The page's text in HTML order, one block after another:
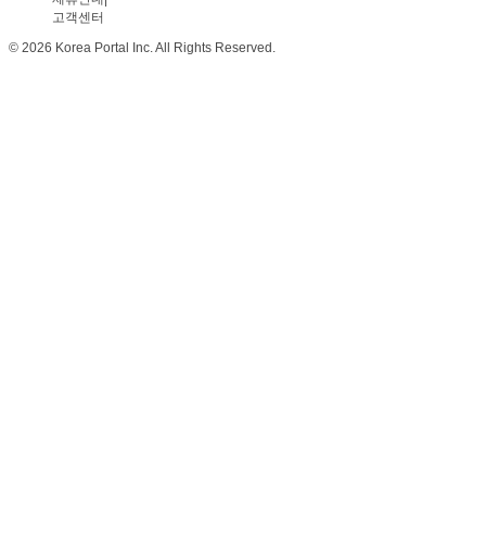
고객센터
© 2026 Korea Portal Inc. All Rights Reserved.